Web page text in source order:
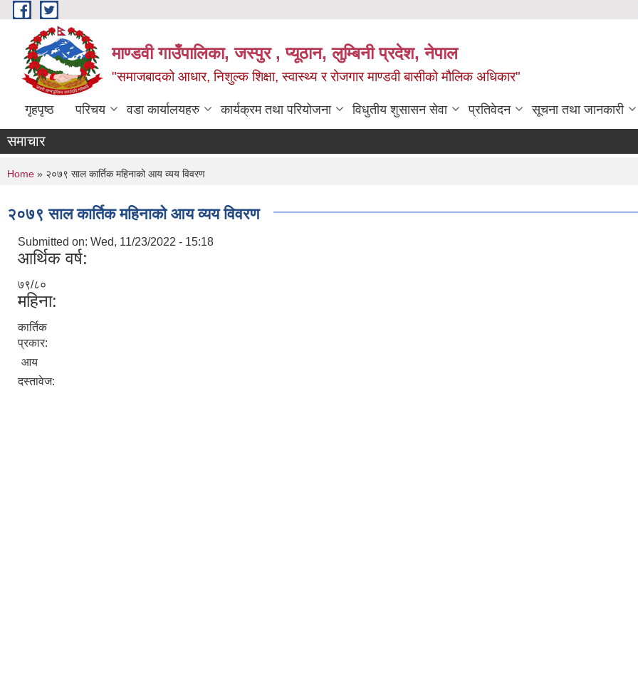
Skip to main content
माण्डवी गाउँपालिका, जस्पुर , प्यूठान, लुम्बिनी प्रदेश, नेपाल
"समाजबादको आधार, निशुल्क शिक्षा, स्वास्थ्य र रोजगार माण्डवी बासीको मौलिक अधिकार"
गृहपृष्ठ परिचय वडा कार्यालयहरु कार्यक्रम तथा परियोजना विधुतीय शुसासन सेवा प्रतिवेदन सूचना तथा जानकारी
समाचार
You are here
Home » २०७९ साल कार्तिक महिनाको आय व्यय विवरण
२०७९ साल कार्तिक महिनाको आय व्यय विवरण
Submitted on: Wed, 11/23/2022 - 15:18
आर्थिक वर्ष:
७९/८०
महिना:
कार्तिक
प्रकार:
आय
दस्तावेज: